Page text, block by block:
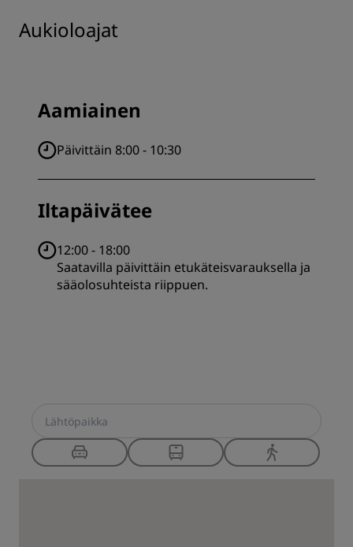
Aukioloajat
Aamiainen
Päivittäin 8:00 - 10:30
Iltapäivätee
12:00 - 18:00
Saatavilla päivittäin etukäteisvarauksella ja
sääolosuhteista riippuen.